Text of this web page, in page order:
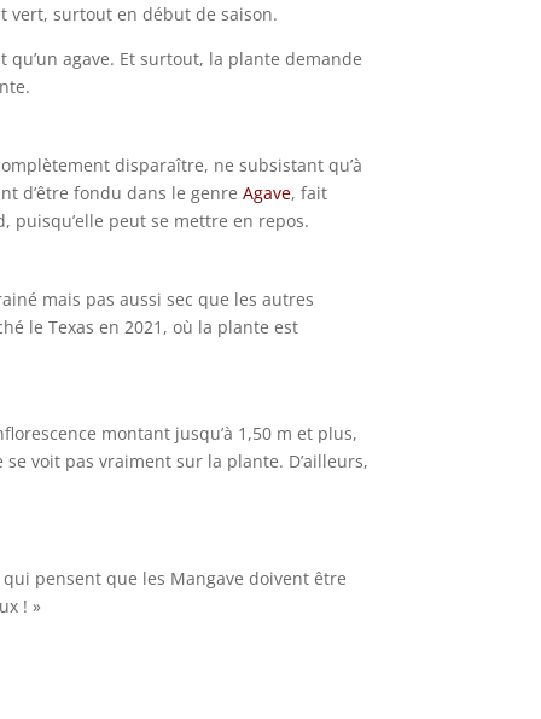
vert, surtout en début de saison.
agave. Et surtout, la plante demande
disparaître, ne subsistant qu’à
d’être fondu dans le genreAgave, fait
puisqu’elle peut se mettre en repos.
mais pas aussi sec que les autres
le Texas en 2021, où la plante est
montant jusqu’à 1,50 m et plus,
voit pas vraiment sur la plante. D’ailleurs,
pensent que les Mangave doivent être
! »